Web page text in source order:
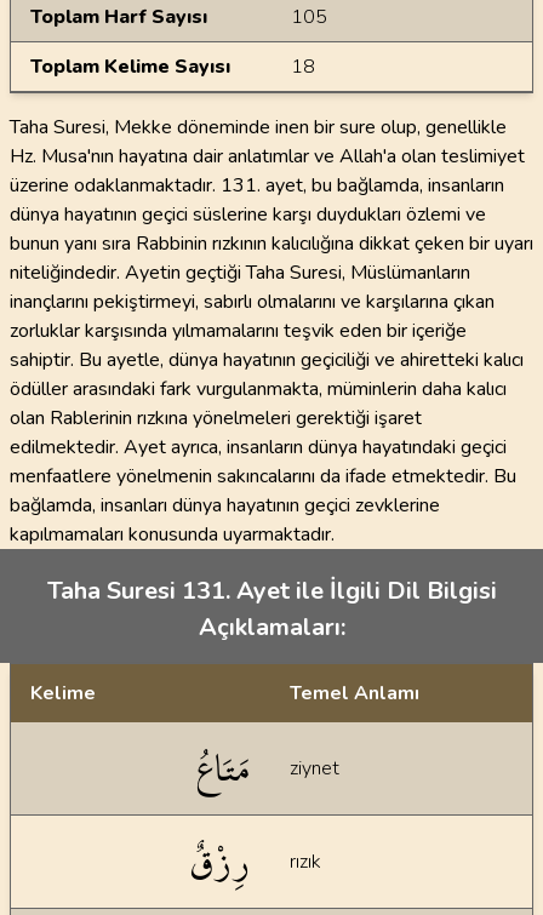
Toplam Harf Sayısı
105
Toplam Kelime Sayısı
18
Taha Suresi, Mekke döneminde inen bir sure olup, genellikle
Hz. Musa'nın hayatına dair anlatımlar ve Allah'a olan teslimiyet
üzerine odaklanmaktadır. 131. ayet, bu bağlamda, insanların
dünya hayatının geçici süslerine karşı duydukları özlemi ve
bunun yanı sıra Rabbinin rızkının kalıcılığına dikkat çeken bir uyarı
niteliğindedir. Ayetin geçtiği Taha Suresi, Müslümanların
inançlarını pekiştirmeyi, sabırlı olmalarını ve karşılarına çıkan
zorluklar karşısında yılmamalarını teşvik eden bir içeriğe
sahiptir. Bu ayetle, dünya hayatının geçiciliği ve ahiretteki kalıcı
ödüller arasındaki fark vurgulanmakta, müminlerin daha kalıcı
olan Rablerinin rızkına yönelmeleri gerektiği işaret
edilmektedir. Ayet ayrıca, insanların dünya hayatındaki geçici
menfaatlere yönelmenin sakıncalarını da ifade etmektedir. Bu
bağlamda, insanları dünya hayatının geçici zevklerine
kapılmamaları konusunda uyarmaktadır.
Taha Suresi 131. Ayet ile İlgili Dil Bilgisi
Açıklamaları:
Kelime Temel Anlamı
مَتَاعُ ziynet
رِزْقٌ rızık